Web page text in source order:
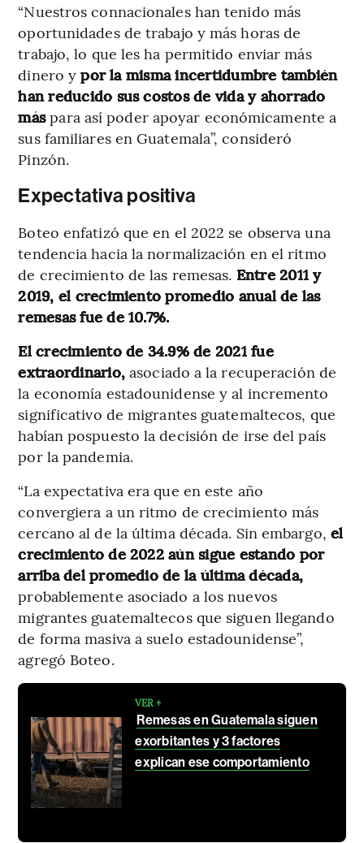
“Nuestros connacionales han tenido más
oportunidades de trabajo y más horas de
trabajo, lo que les ha permitido enviar más
dinero ypor la misma incertidumbre también
han reducido sus costos de vida y ahorrado
máspara así poder apoyar económicamente a
sus familiares en Guatemala”, consideró
Pinzón.
Expectativa positiva
Boteo enfatizó que en el 2022 se observa una
tendencia hacia la normalización en el ritmo
de crecimiento de las remesas. Entre 2011 y
2019, el crecimiento promedio anual de las
remesas fue de 10.7%.
El crecimiento de 34.9% de 2021 fue
extraordinario, asociado a la recuperación de
la economía estadounidense y al incremento
significativo de migrantes guatemaltecos, que
habían pospuesto la decisión de irse del país
por la pandemia.
“La expectativa era que en este año
convergiera a un ritmo de crecimiento más
cercano al de la última década. Sin embargo, el
crecimiento de 2022 aún sigue estando por
arriba del promedio de la última década,
probablemente asociado a los nuevos
migrantes guatemaltecos que siguen llegando
de forma masiva a suelo estadounidense”,
agregó Boteo.
VER +
Remesas en Guatemala siguen
exorbitantes y 3 factores
explican ese comportamiento